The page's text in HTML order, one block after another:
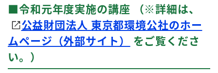
■令和元年度実施の講座 （※詳細は、
公益財団法人 東京都環境公社のホー
ムページ（外部サイト）
をご覧くださ
い。）